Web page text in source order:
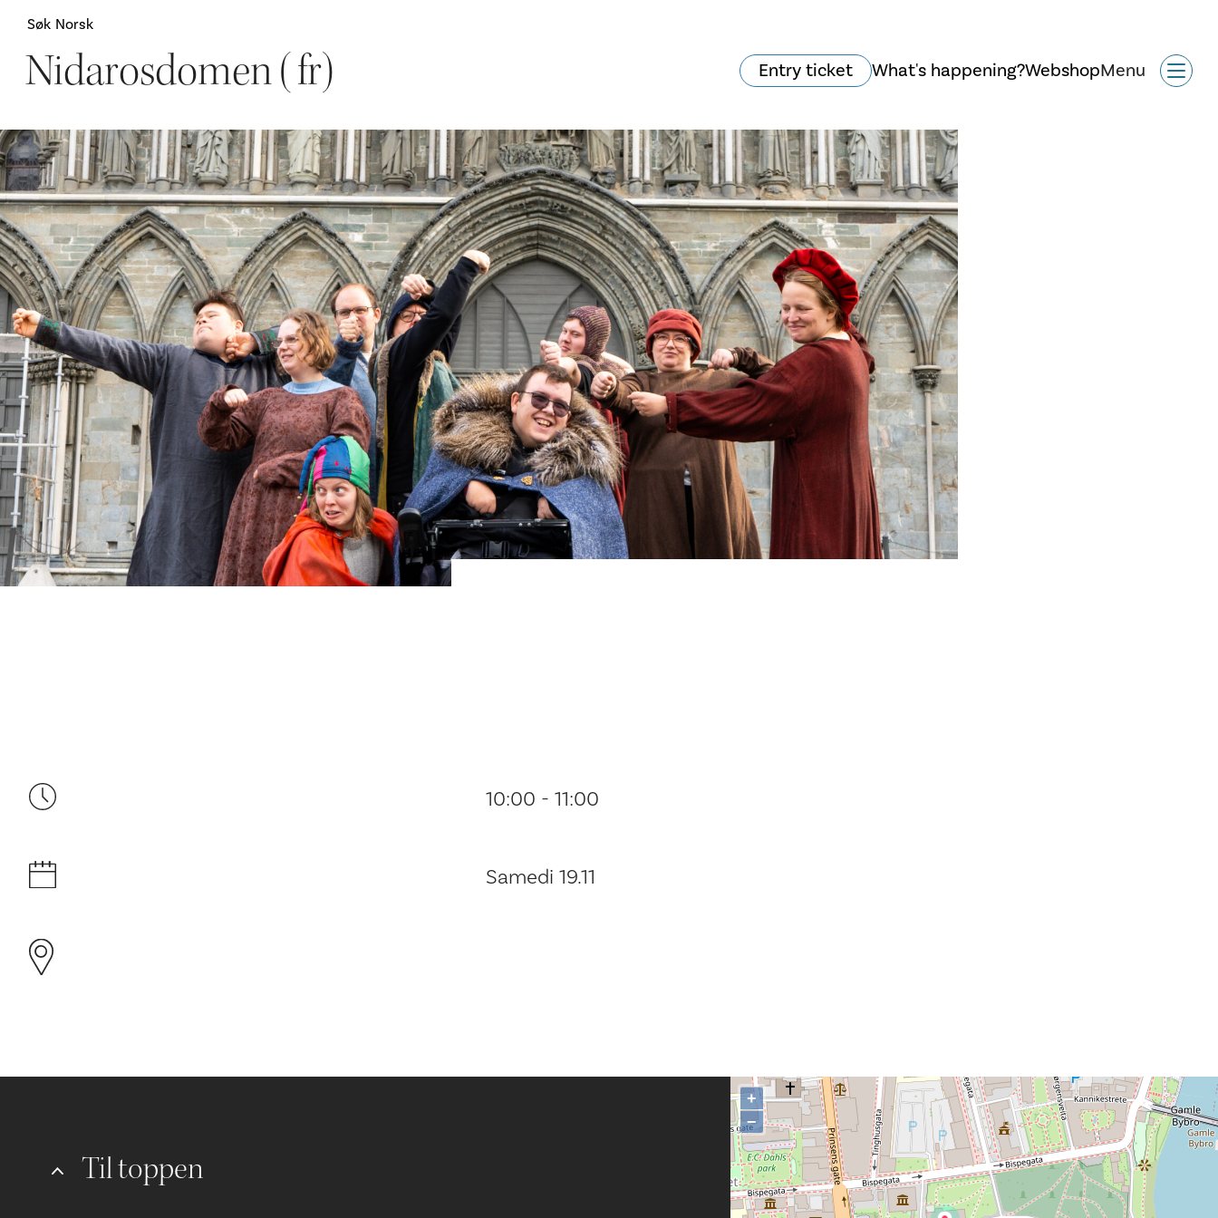
Søk Norsk
Nidarosdomen (fr) Entry ticket What's happening?WebshopMenu
Musikk Historie og arkitektur
10:00 - 11:00
Samedi 19.11
Til toppen
+
−